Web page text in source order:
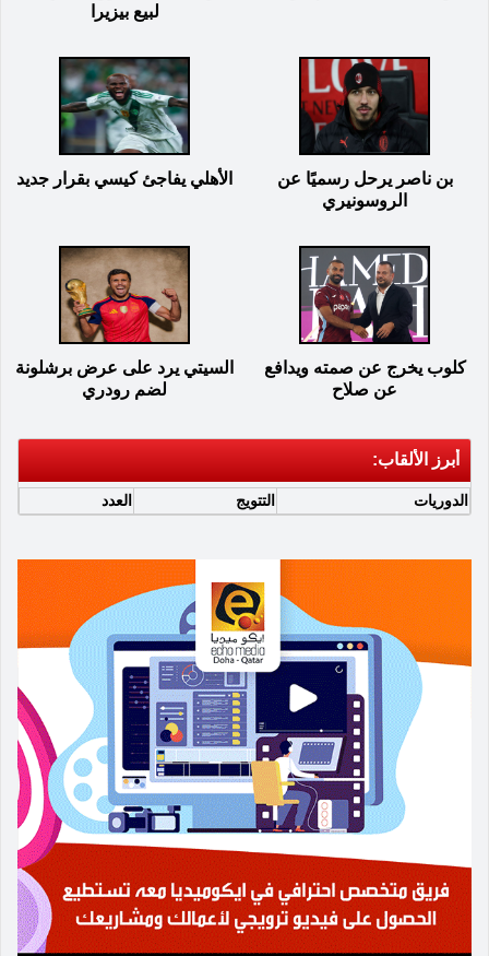
لبيع بيزيرا
بن ناصر يرحل رسميًا عن
الروسونيري
الأهلي يفاجئ كيسي بقرار جديد
كلوب يخرج عن صمته ويدافع
عن صلاح
السيتي يرد على عرض برشلونة
لضم رودري
أبرز الألقاب:
الدوريات التتويج العدد